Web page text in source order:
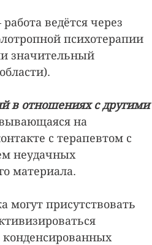
ведётся через
психотерапии
значительный
в отношениях с другими
на
с терапевтом с
неудачных
материала.
могут присутствовать